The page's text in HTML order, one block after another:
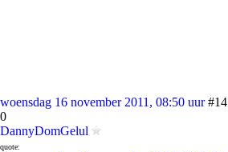
woensdag 16 november 2011, 08:50 uur #14
0
DannyDomGelul
quote: